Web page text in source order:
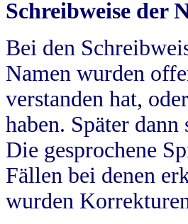
Schreibweise der
Bei den
Namen wurden
verstanden hat,
haben. Später
Die gesprochene
Fällen bei denen
wurden